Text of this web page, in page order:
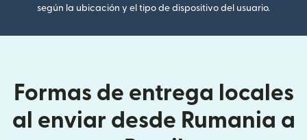
según la ubicación y el tipo de dispositivo del usuario.
Formas de entrega locales
al enviar desde Rumania a